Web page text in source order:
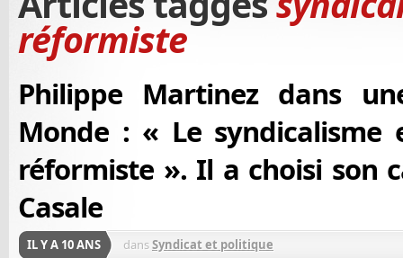
réformiste
Philippe Martinez dans
Monde : « Le syndicalisme
réformiste ». Il a choisi son
Casale
IL Y A 10 ANS dansSyndicat et politique